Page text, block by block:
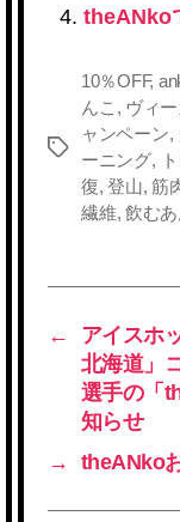
theANko
タ
10％OFF,
んこ , ヴィ
ャンペーン,
ーニング,
復,登山, 筋
繊維, 飲むあ
←
アイスホ
北海道」
選手の「
知らせ
→
theANko